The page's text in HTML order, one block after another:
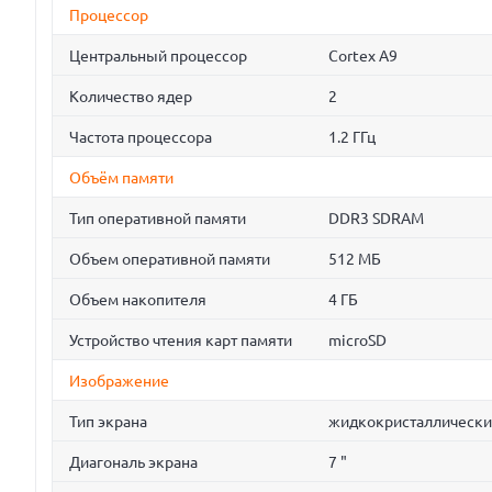
Процессор
Центральный процессор Cortex A9
Количество ядер 2
Частота процессора 1.2 ГГц
Объём памяти
Тип оперативной памяти DDR3 SDRAM
Объем оперативной памяти 512 МБ
Объем накопителя 4 ГБ
Устройство чтения карт памяти microSD
Изображение
Тип экрана
Диагональ экрана 7 "